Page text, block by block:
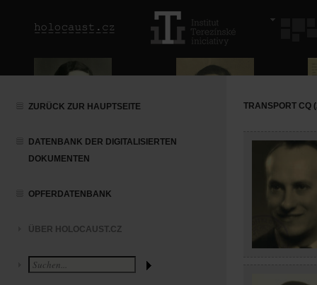
ZURÜCK ZUR HAUPTSEITE
DATENBANK DER DIGITALISIERTEN
DOKUMENTEN
OPFERDATENBANK
ÜBER HOLOCAUST.CZ
TRANSPORT CQ